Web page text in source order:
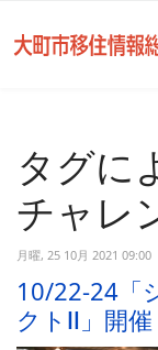
タグに
チャレ
月曜, 25 10月 2021 09:00
10/22-24「
クトⅡ」開催